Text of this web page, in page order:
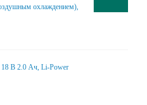
охлаждением),
В 2.0 Ач, Li-Power